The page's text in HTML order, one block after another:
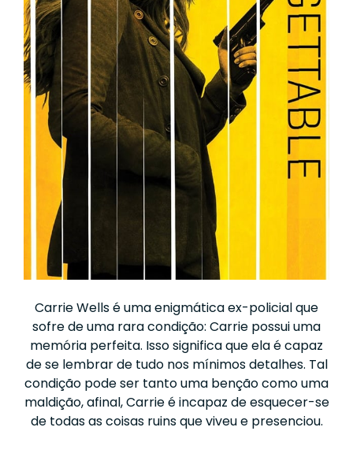
Carrie Wells é uma enigmática ex-policial que
sofre de uma rara condição: Carrie possui uma
memória perfeita. Isso significa que ela é capaz
de se lembrar de tudo nos mínimos detalhes. Tal
condição pode ser tanto uma benção como uma
maldição, afinal, Carrie é incapaz de esquecer-se
de todas as coisas ruins que viveu e presenciou.